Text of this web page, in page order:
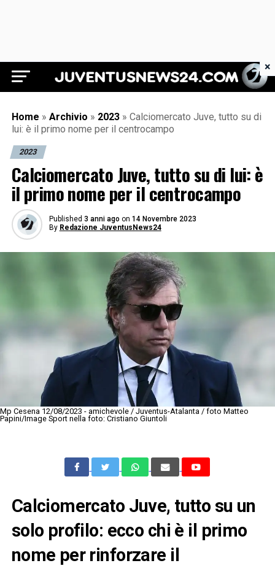
Juventus News 24
Home » Archivio » 2023 » Calciomercato Juve, tutto su di
lui: è il primo nome per il centrocampo
2023
Calciomercato Juve, tutto su di lui: è
il primo nome per il centrocampo
Published 3 anni ago on 14 Novembre 2023
By Redazione JuventusNews24
Mp Cesena 12/08/2023 - amichevole / Juventus-Atalanta / foto Matteo
Papini/Image Sport nella foto: Cristiano Giuntoli
Calciomercato Juve, tutto su un
solo profilo: ecco chi è il primo
nome per rinforzare il
×